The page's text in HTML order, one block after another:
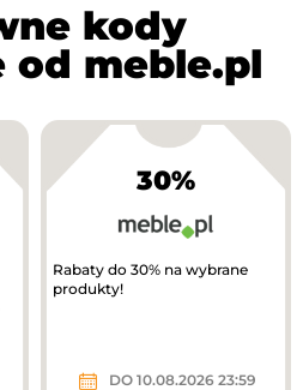
kody
od meble.pl
30%
Rabaty do 30% na wybrane
produkty!
DO 10.08.2026 23:59